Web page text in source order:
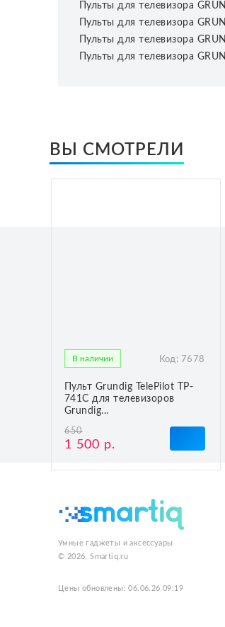
Пульты для телевизора
Пульты для телевизора
Пульты для телевизора
Пульты для телевизора
ВЫ СМОТРЕЛИ
В наличии Код: 7678
Пульт Grundig TelePilot TP-
741C для телевизоров
Grundig...
650
1 500 р.
Умные гаджеты и аксессуары
© 2026, Smartiq.ru
Цены обновлены: 06.06.26 09:19